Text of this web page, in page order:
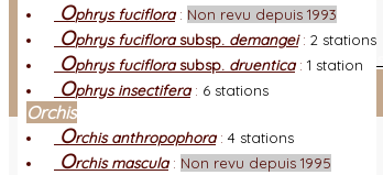
Les nouveautésQuoi de neuf ?
Autres sitesLiens orchidophiles
Réalisation du site (Auteurs et photos)
Connexion adhérent
Ophrys fuciflora: Non revu depuis 1993
Ophrys fuciflorasubsp. demangei: 2 stations
Ophrys fuciflorasubsp. druentica: 1 station
Ophrys insectifera: 6 stations
Orchis
Orchis anthropophora: 4 stations
Orchis mascula: Non revu depuis 1995